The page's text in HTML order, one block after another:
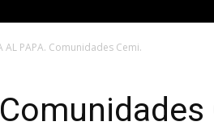
AL PAPA. Comunidades Cemi.